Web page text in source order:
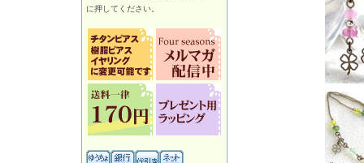
に押してください。